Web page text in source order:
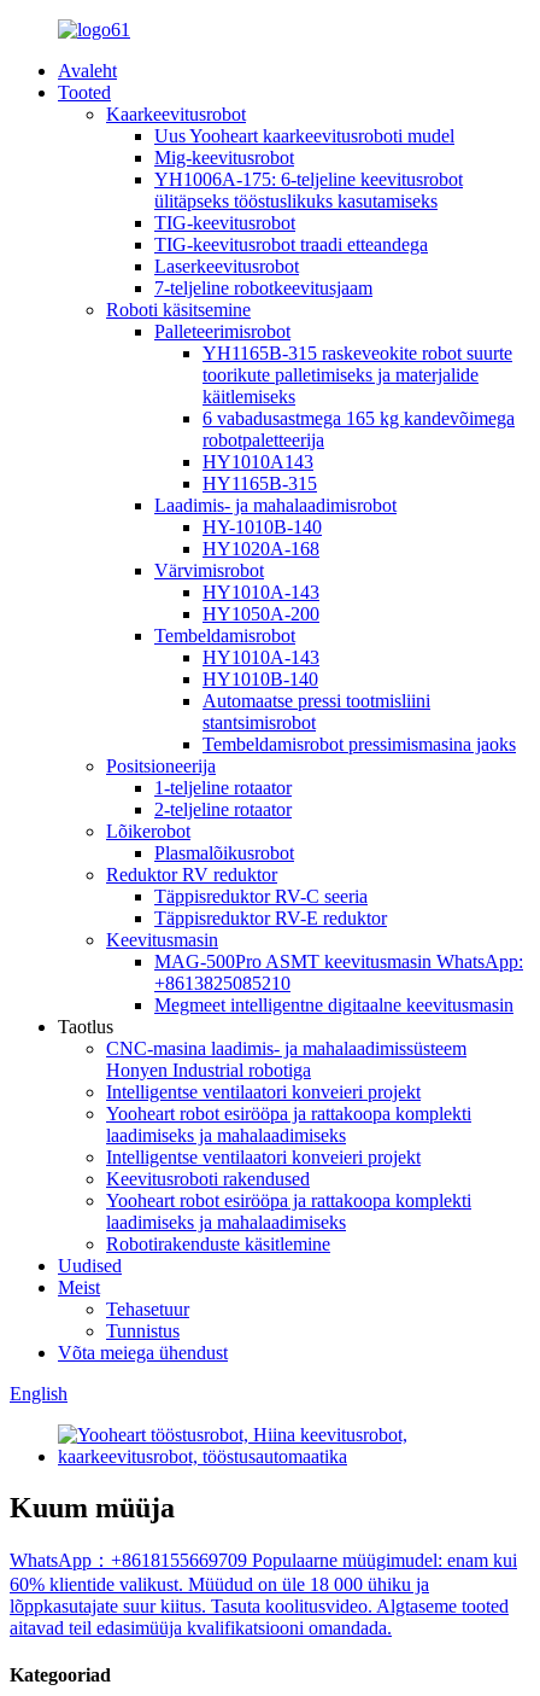
Avaleht
Tooted
Kaarkeevitusrobot
Uus Yooheart kaarkeevitusroboti mudel
Mig-keevitusrobot
YH1006A-175: 6-teljeline keevitusrobot
ülitäpseks tööstuslikuks kasutamiseks
TIG-keevitusrobot
TIG-keevitusrobot traadi etteandega
Laserkeevitusrobot
7-teljeline robotkeevitusjaam
Roboti käsitsemine
Palleteerimisrobot
YH1165B-315 raskeveokite robot suurte
toorikute palletimiseks ja materjalide
käitlemiseks
6 vabadusastmega 165 kg kandevõimega
robotpaletteerija
HY1010A143
HY1165B-315
Laadimis- ja mahalaadimisrobot
HY-1010B-140
HY1020A-168
Värvimisrobot
HY1010A-143
HY1050A-200
Tembeldamisrobot
HY1010A-143
HY1010B-140
Automaatse pressi tootmisliini
stantsimisrobot
Tembeldamisrobot pressimismasina jaoks
Positsioneerija
1-teljeline rotaator
2-teljeline rotaator
Lõikerobot
Plasmalõikusrobot
Reduktor RV reduktor
Täppisreduktor RV-C seeria
Täppisreduktor RV-E reduktor
Keevitusmasin
MAG-500Pro ASMT keevitusmasin WhatsApp:
+8613825085210
Megmeet intelligentne digitaalne keevitusmasin
Taotlus
CNC-masina laadimis- ja mahalaadimissüsteem
Honyen Industrial robotiga
Intelligentse ventilaatori konveieri projekt
Yooheart robot esirööpa ja rattakoopa komplekti
laadimiseks ja mahalaadimiseks
Intelligentse ventilaatori konveieri projekt
Keevitusroboti rakendused
Yooheart robot esirööpa ja rattakoopa komplekti
laadimiseks ja mahalaadimiseks
Robotirakenduste käsitlemine
Uudised
Meist
Tehasetuur
Tunnistus
Võta meiega ühendust
English
Kuum müüja
WhatsApp：+8618155669709 Populaarne müügimudel: enam kui
60% klientide valikust. Müüdud on üle 18 000 ühiku ja
lõppkasutajate suur kiitus. Tasuta koolitusvideo. Algtaseme tooted
aitavad teil edasimüüja kvalifikatsiooni omandada.
Kategooriad